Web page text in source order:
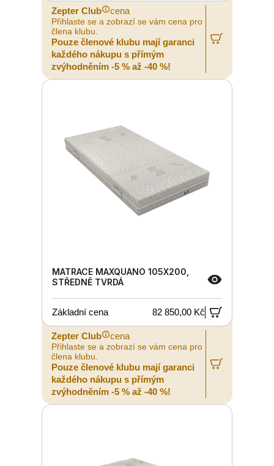
Zepter Club cena
Přihlaste se a zobrazí se vám cena pro
člena klubu.
Pouze členové klubu mají garanci
každého nákupu s přímým
zvýhodněním -5 % až -40 %!
MATRACE MAXQUANO 105X200,
STŘEDNĚ TVRDÁ
Základní cena 82 850,00 Kč
Zepter Club cena
Přihlaste se a zobrazí se vám cena pro
člena klubu.
Pouze členové klubu mají garanci
každého nákupu s přímým
zvýhodněním -5 % až -40 %!